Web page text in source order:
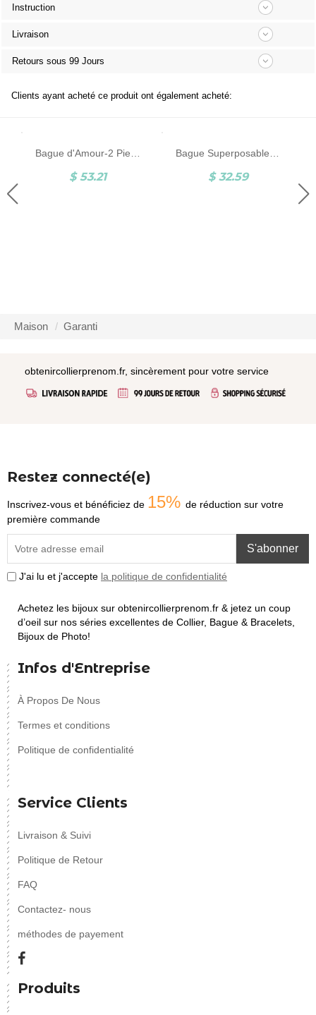
Instruction
Livraison
Retours sous 99 Jours
Clients ayant acheté ce produit ont également acheté:
$ 53.21 $ 32.59
Maison Garanti
obtenircollierprenom.fr, sincèrement pour votre service
Restez connecté(e)
Inscrivez-vous et bénéficiez de 15% de réduction sur votre
première commande
S'abonner
J'ai lu et j'accepte la politique de confidentialité
Achetez les bijoux sur obtenircollierprenom.fr & jetez un coup
d’oeil sur nos séries excellentes de Collier, Bague & Bracelets,
Bijoux de Photo!
Infos d'Entreprise
À Propos De Nous
Termes et conditions
Politique de confidentialité
Service Clients
Livraison & Suivi
Politique de Retour
FAQ
Contactez- nous
méthodes de payement
Produits